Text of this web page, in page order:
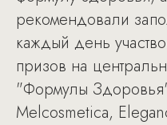
рекомендовали
каждый день
призов на
"Формулы
Melcosmetica,